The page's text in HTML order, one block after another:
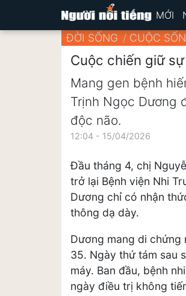
MỚI
ĐỜI SỐNG CUỘC
Cuộc chiến giữ
Mang gen bệnh
Trịnh Ngọc Dương
độc não.
12:04 - 15/04/2026
Đầu tháng 4, chị
trở lại Bệnh viện Nhi
Dương chỉ có nhận
thông dạ dày.
Dương mang di chứng
35. Ngày thứ tám sau
máy. Ban đầu, bệnh
ngày điều trị không